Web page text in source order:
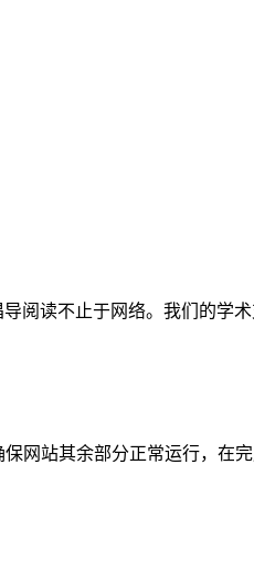
阅读不止于网络。我们的学
网站其余部分正常运行，在